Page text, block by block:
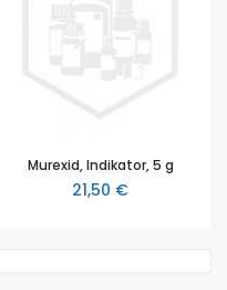
Murexid, Indikator, 5 g
21,50 €